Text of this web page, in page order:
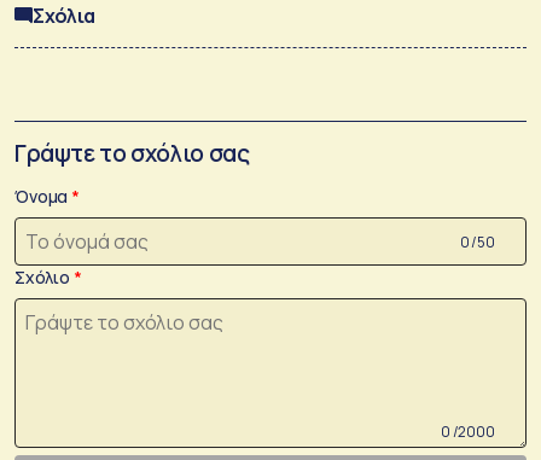
Σχόλια
Γράψτε το σχόλιο σας
Όνομα
0 /50
Σχόλιο
0 /2000